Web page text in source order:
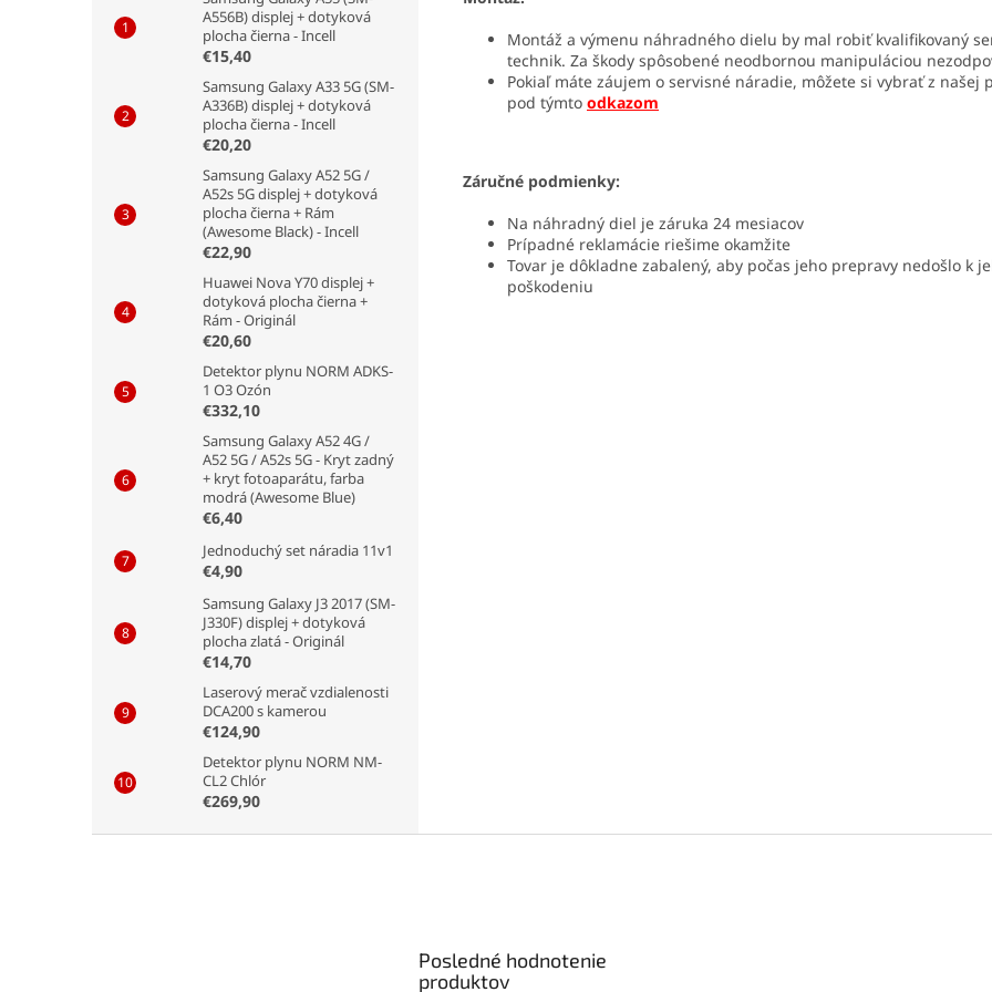
A556B) displej + dotyková
plocha čierna - Incell
€15,40
Samsung Galaxy A33 5G (SM-
A336B) displej + dotyková
plocha čierna - Incell
€20,20
Samsung Galaxy A52 5G /
A52s 5G displej + dotyková
plocha čierna + Rám
(Awesome Black) - Incell
€22,90
Huawei Nova Y70 displej +
dotyková plocha čierna +
Rám - Originál
€20,60
Detektor plynu NORM ADKS-
1 O3 Ozón
€332,10
Samsung Galaxy A52 4G /
A52 5G / A52s 5G - Kryt zadný
+ kryt fotoaparátu, farba
modrá (Awesome Blue)
€6,40
Jednoduchý set náradia 11v1
€4,90
Samsung Galaxy J3 2017 (SM-
J330F) displej + dotyková
plocha zlatá - Originál
€14,70
Laserový merač vzdialenosti
DCA200 s kamerou
€124,90
Detektor plynu NORM NM-
CL2 Chlór
€269,90
Montáž a výmenu náhradného dielu by mal robiť kvalifikovaný
technik. Za škody spôsobené neodbornou manipuláciou
Pokiaľ máte záujem o servisné náradie, môžete si vybrať z našej
pod týmto odkazom
Záručné podmienky:
Na náhradný diel je záruka 24 mesiacov
Prípadné reklamácie riešime okamžite
Tovar je dôkladne zabalený, aby počas jeho prepravy nedošlo k
poškodeniu
Posledné hodnotenie
produktov